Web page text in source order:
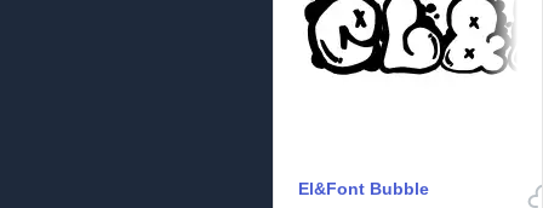
El&Font Bubble